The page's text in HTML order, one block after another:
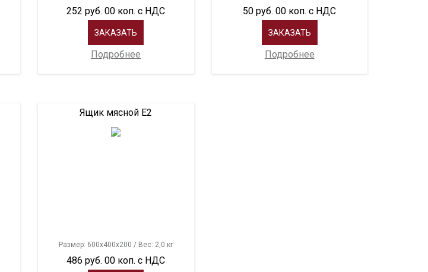
252 руб. 00 коп. с НДС
ЗАКАЗАТЬ
Подробнее
50 руб. 00 коп. с НДС
ЗАКАЗАТЬ
Подробнее
Ящик мясной Е2
Размер: 600х400х200 / Вес: 2,0 кг
486 руб. 00 коп. с НДС